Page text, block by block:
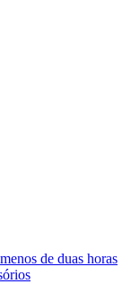
de duas horas